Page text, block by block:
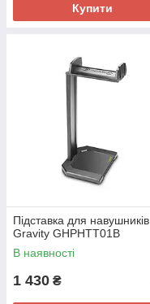
Купити
Підставка для навушників
Gravity GHPHTT01B
В наявності
1 430 ₴